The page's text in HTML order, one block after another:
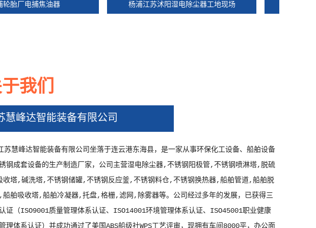
油器 杨浦江苏沭阳湿电除尘器工地现场
我们
慧峰达智能装备有限公司
苏慧峰达智能装备有限公司坐落于连云港东海县，是一家从事环保化工设备、船舶设备
钢成套设备的生产制造厂家，公司主营湿电除尘器,不锈钢阳极管,不锈钢喷淋塔,脱硫
收塔,碱洗塔,不锈钢储罐,不锈钢反应釜,不锈钢料仓,不锈钢换热器,船舶管道,船舶脱
船舶吸收塔,船舶冷凝器,托盘,格栅,滤网,除雾器等。公司经过多年的发展，已获得三
证（ISO9001质量管理体系认证、ISO14001环境管理体系认证、ISO45001职业健康
理体系认证）并成功通过了美国ABS船级社WPS工艺评审，现拥有车间8000平，办公面